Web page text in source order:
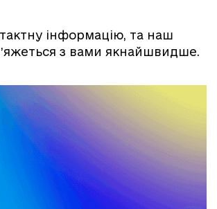
інформацію, та наш
з вами якнайшвидше.